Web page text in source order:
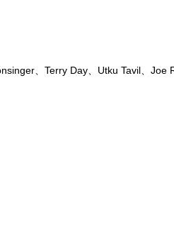
、Terry Day、Utku Tavil、Joe